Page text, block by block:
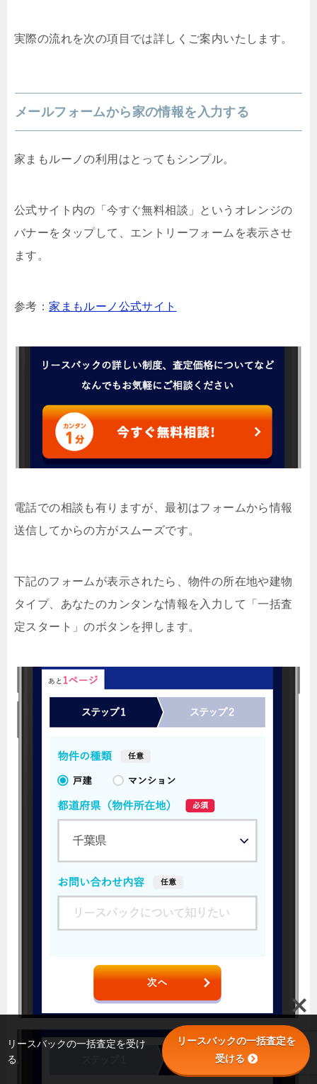
実際の流れを次の項目では詳しくご案内いたします。
メールフォームから家の情報を入力する
家まもルーノの利用はとってもシンプル。
公式サイト内の「今すぐ無料相談」というオレンジの
バナーをタップして、エントリーフォームを表示させ
ます。
参考：家まもルーノ公式サイト
電話での相談も有りますが、最初はフォームから情報
送信してからの方がスムーズです。
下記のフォームが表示されたら、物件の所在地や建物
タイプ、あなたのカンタンな情報を入力して「一括査
定スタート」のボタンを押します。
リースバックの一括査定を受け
る
リースバックの一括査定を
受ける